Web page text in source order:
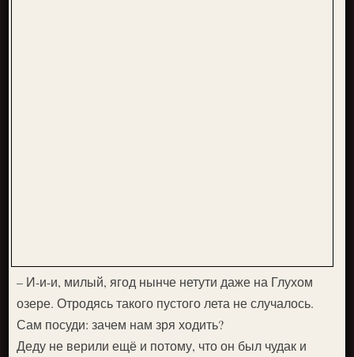
– И-и-и, милый, ягод нынче нетути даже на Глухом
озере. Отродясь такого пустого лета не случалось.
Сам посуди: зачем нам зря ходить?
Деду не верили ещё и потому, что он был чудак и